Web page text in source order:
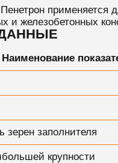
применяется
и железобетонных
Наименование
зерен заполнителя
крупности